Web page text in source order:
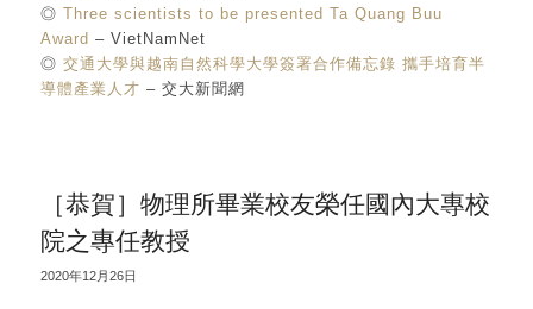
◎ Three scientists to be presented Ta Quang Buu
Award – VietNamNet
◎ 交通大學與越南自然科學大學簽署合作備忘錄 攜手培育半
導體產業人才 – 交大新聞網
［恭賀］物理所畢業校友榮任國內大專校
院之專任教授
2020年12月26日